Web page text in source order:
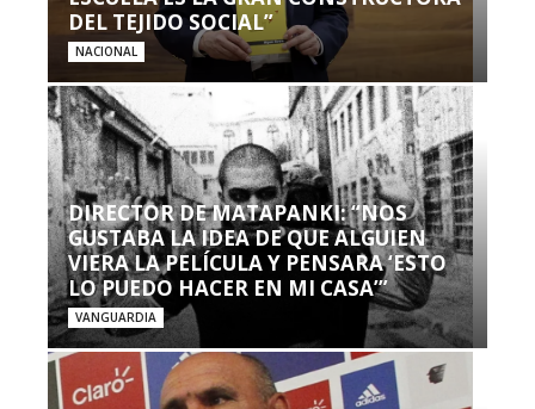
DEL TEJIDO SOCIAL”
NACIONAL
DIRECTOR DE MATAPANKI: “NOS
GUSTABA LA IDEA DE QUE ALGUIEN
VIERA LA PELÍCULA Y PENSARA ‘ESTO
LO PUEDO HACER EN MI CASA’”
VANGUARDIA